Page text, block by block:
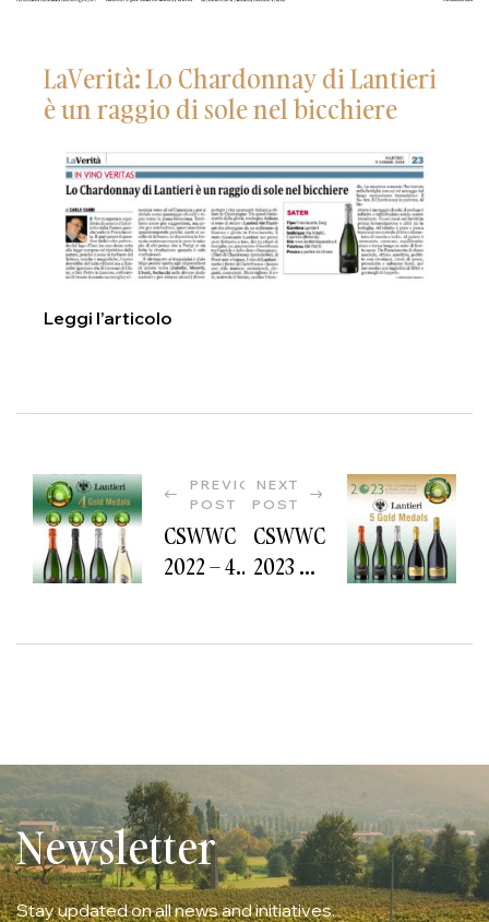
LaVerità: Lo Chardonnay di Lantieri
è un raggio di sole nel bicchiere
Leggi l’articolo
PREVIOUS
POST
CSWWC
2022 – 4
NEXT
POST
CSWWC
2023 – 5
Newsletter
Stay updated on all news and initiatives.